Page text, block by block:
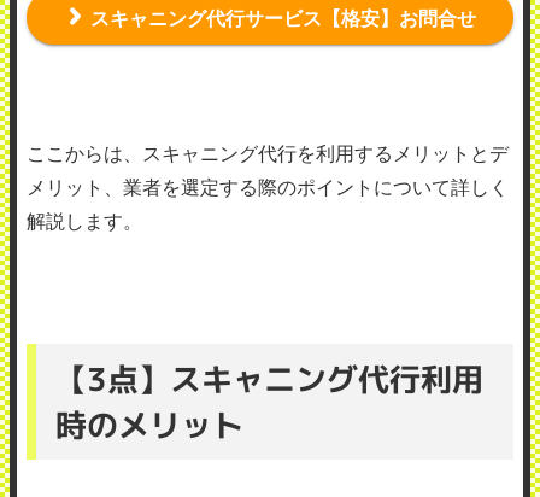
スキャニング代行サービス【格安】お問合せ
ここからは、スキャニング代行を利用するメリットとデ
メリット、業者を選定する際のポイントについて詳しく
解説します。
【3点】スキャニング代行利用
時のメリット